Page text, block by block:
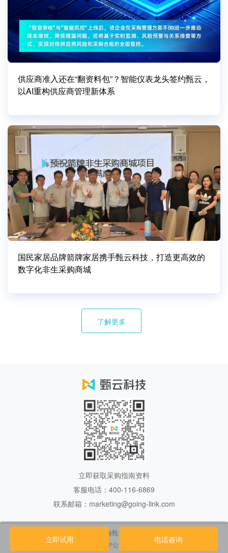
供应商准入还在“翻资料包”？智能仪表龙头签约甄云，
以AI重构供应商管理新体系
国民家居品牌箭牌家居携手甄云科技，打造更高效的
数字化非生采购商城
了解更多
立即获取采购指南资料
客服电话：400-116-6869
联系邮箱：marketing@going-link.com
Copyright 2017.上海甄云信息科技有限公司
沪ICP备18039109号 沪公网安备31011802002961号
立即试用 电话咨询